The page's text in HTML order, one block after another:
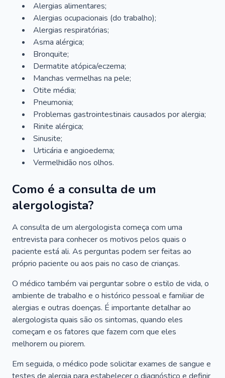
Alergias alimentares;
Alergias ocupacionais (do trabalho);
Alergias respiratórias;
Asma alérgica;
Bronquite;
Dermatite atópica/eczema;
Manchas vermelhas na pele;
Otite média;
Pneumonia;
Problemas gastrointestinais causados por alergia;
Rinite alérgica;
Sinusite;
Urticária e angioedema;
Vermelhidão nos olhos.
Como é a consulta de um
alergologista?
A consulta de um alergologista começa com uma
entrevista para conhecer os motivos pelos quais o
paciente está ali. As perguntas podem ser feitas ao
próprio paciente ou aos pais no caso de crianças.
O médico também vai perguntar sobre o estilo de vida, o
ambiente de trabalho e o histórico pessoal e familiar de
alergias e outras doenças. É importante detalhar ao
alergologista quais são os sintomas, quando eles
começam e os fatores que fazem com que eles
melhorem ou piorem.
Em seguida, o médico pode solicitar exames de sangue e